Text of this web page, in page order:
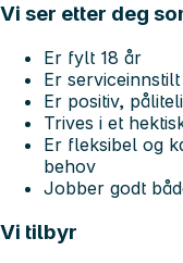
Vi ser etter deg
Er fylt 18 år
Er
Er positiv,
Trives i et
Er fleksibel og
behov
Jobber godt
Vi tilbyr